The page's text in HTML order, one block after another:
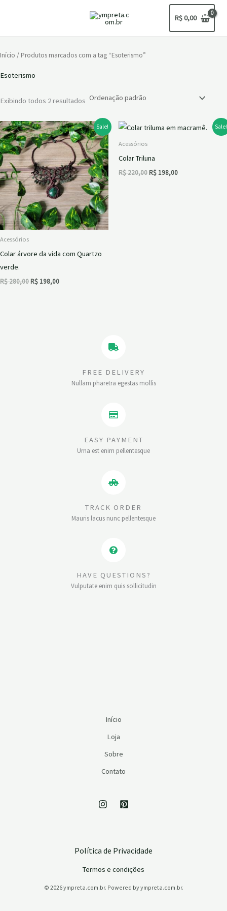
R$0,00
Início / Produtos marcados com a tag “Esoterismo”
Esoterismo
Exibindo todos 2 resultados
Sale!
Acessórios
Colar árvore da vida com Quartzo
verde.
R$280,00R$ 198,00
Sale!
Acessórios
Colar Triluna
R$220,00R$ 198,00
FREE DELIVERY
Nullam pharetra egestas mollis
EASY PAYMENT
Urna est enim pellentesque
TRACK ORDER
Mauris lacus nunc pellentesque
HAVE QUESTIONS?
Vulputate enim quis sollicitudin
Início
Loja
Sobre
Contato
Política de Privacidade
Termos e condições
© 2026 ympreta.com.br. Powered by ympreta.com.br.